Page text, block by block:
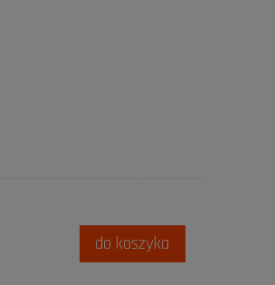
do koszyka